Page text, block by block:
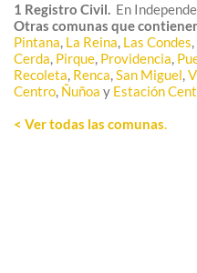
1 Registro Civil. En
Otras comunas que
Pintana, La Reina, Las Condes,
Cerda, Pirque, Providencia,
Recoleta, Renca,San Miguel,
Centro, Ñuñoa y Estación
< Ver todas las comunas.